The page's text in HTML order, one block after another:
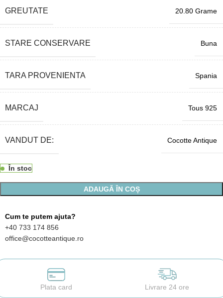
GREUTATE 20.80 Grame
STARE CONSERVARE Buna
TARA PROVENIENTA Spania
MARCAJ Tous 925
VANDUT DE: Cocotte Antique
În stoc
ADAUGĂ ÎN COȘ
Cum te putem ajuta?
+40 733 174 856
office@cocotteantique.ro
Plata card Livrare 24 ore